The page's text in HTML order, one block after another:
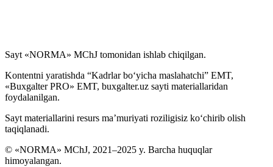
Sayt «NORMA» MChJ tomonidan ishlab chiqilgan.
Kontentni yaratishda “Kadrlar boʻyicha maslahatchi” EMT,
«Buxgalter PRO» EMT, buxgalter.uz sayti materiallaridan
foydalanilgan.
Sayt materiallarini resurs ma’muriyati roziligisiz koʻchirib olish
taqiqlanadi.
© «NORMA» MChJ, 2021–2025 y. Barcha huquqlar
himoyalangan.